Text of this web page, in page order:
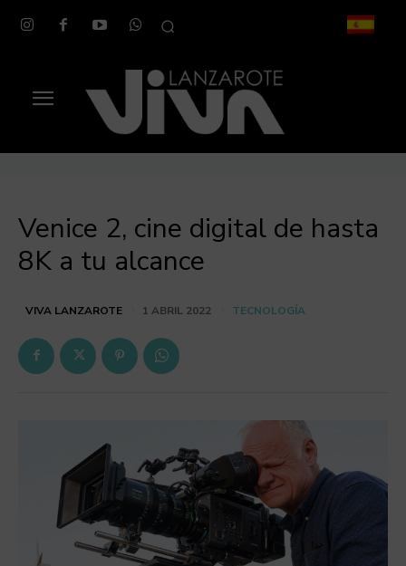
Venice 2, cine digital de hasta
8K a tu alcance
VIVA LANZAROTE 1 ABRIL 2022 TECNOLOGÍA